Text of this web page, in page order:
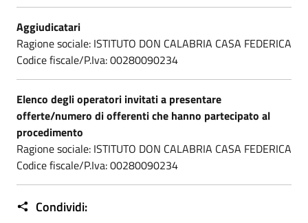
Aggiudicatari
Ragione sociale: ISTITUTO DON CALABRIA CASA FEDERICA
Codice fiscale/P.Iva: 00280090234
Elenco degli operatori invitati a presentare
offerte/numero di offerenti che hanno partecipato al
procedimento
Ragione sociale: ISTITUTO DON CALABRIA CASA FEDERICA
Codice fiscale/P.Iva: 00280090234
Condividi: